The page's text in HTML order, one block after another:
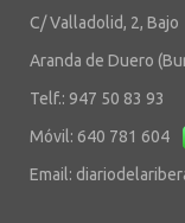
C/ Valladolid, 2, Bajo
Aranda de Duero
Telf.: 947 50 83 93
Móvil: 640 781 604
Email: